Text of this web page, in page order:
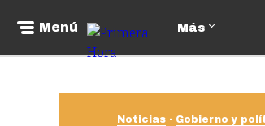
Menú Más
Noticias Gobierno y